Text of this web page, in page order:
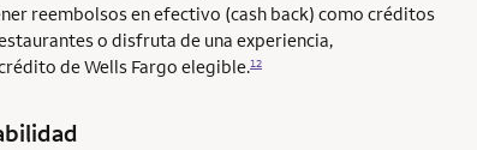
reembolsos en efectivo (cash back) como créditos
o disfruta de una experiencia,
de Wells Fargo elegible.12